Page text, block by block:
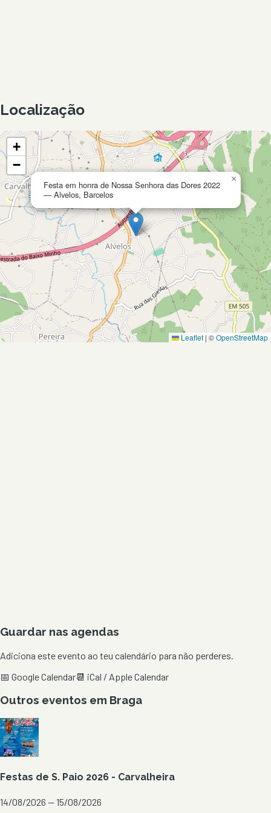
Localização
Festa em honra de Nossa Senhora das Dores 2022
— Alvelos, Barcelos
×
+
−
Leaflet | ©OpenStreetMap
Guardar nas agendas
Adiciona este evento ao teu calendário para não perderes.
📅 Google Calendar📆 iCal / Apple Calendar
Outros eventos em Braga
Festas de S. Paio 2026 - Carvalheira
14/08/2026 — 15/08/2026